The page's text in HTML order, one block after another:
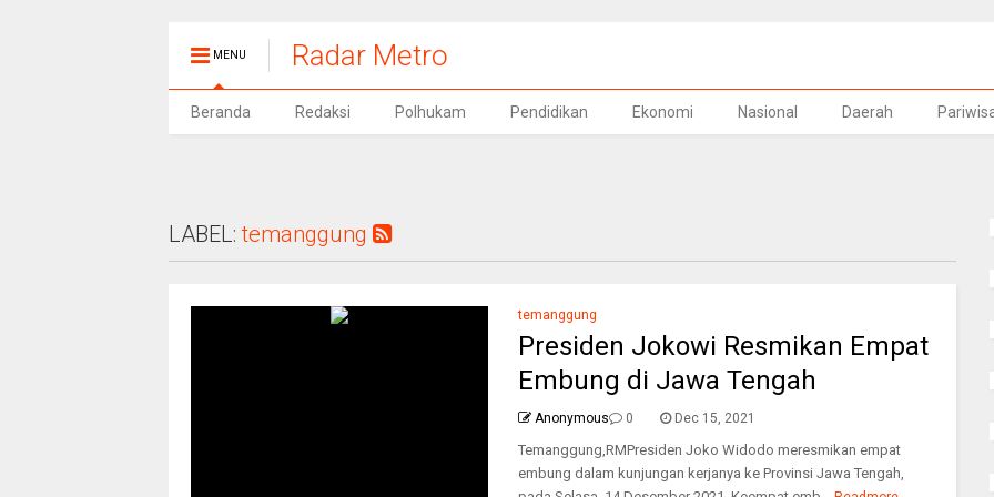
MENU Radar Metro
Beranda Redaksi Polhukam Pendidikan Ekonomi Nasional Daerah
LABEL:temanggung
temanggung
Presiden Jokowi Resmikan Empat
Embung di Jawa Tengah
Anonymous 0 Dec 15, 2021
Temanggung,RMPresiden Joko Widodo meresmikan empat
embung dalam kunjungan kerjanya ke Provinsi Jawa Tengah,